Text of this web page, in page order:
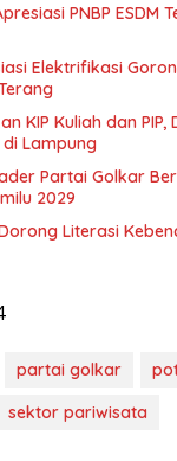
PNBP ESDM
Elektrifikasi
KIP Kuliah dan PIP,
Lampung
Partai Golkar
2029
Literasi
partai golkar
sektor pariwisata